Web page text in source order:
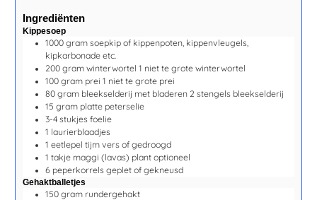
Ingrediënten
Kippesoep
1000 gram soepkip of kippenpoten, kippenvleugels,
kipkarbonade etc.
200 gram winterwortel 1 niet te grote winterwortel
100 gram prei 1 niet te grote prei
80 gram bleekselderij met bladeren 2 stengels bleekselderij
15 gram platte peterselie
3-4 stukjes foelie
1 laurierblaadjes
1 eetlepel tijm vers of gedroogd
1 takje maggi (lavas) plant optioneel
6 peperkorrels geplet of gekneusd
Gehaktballetjes
150 gram rundergehakt